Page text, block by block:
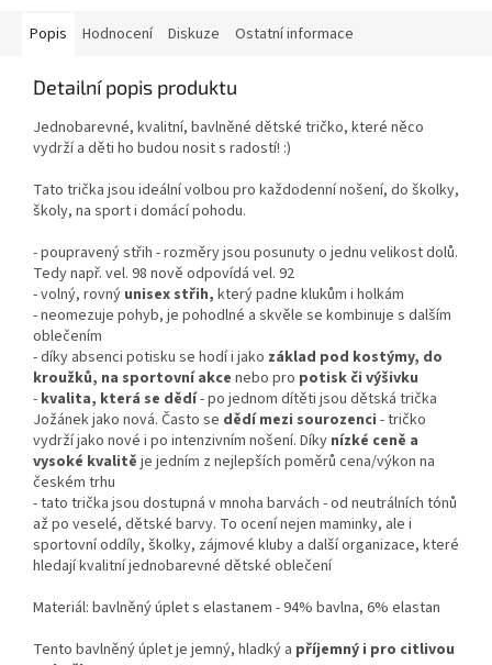
Popis Hodnocení Diskuze Ostatní informace
Detailní popis produktu
Jednobarevné, kvalitní, bavlněné dětské tričko, které něco
vydrží a děti ho budou nosit s radostí! :)
Tato trička jsou ideální volbou pro každodenní nošení, do školky,
školy, na sport i domácí pohodu.
- poupravený střih - rozměry jsou posunuty o jednu velikost dolů.
Tedy např. vel. 98 nově odpovídá vel. 92
- volný, rovný unisex střih, který padne klukům i holkám
- neomezuje pohyb, je pohodlné a skvěle se kombinuje s dalším
oblečením
- díky absenci potisku se hodí i jako základ pod kostýmy, do
kroužků, na sportovní akce nebo pro potisk či výšivku
- kvalita, která se dědí- po jednom dítěti jsou dětská trička
Jožánek jako nová. Často se dědí mezi sourozenci - tričko
vydrží jako nové i po intenzivním nošení. Díky nízké ceně a
vysoké kvalitě je jedním z nejlepších poměrů cena/výkon na
českém trhu
- tato trička jsou dostupná v mnoha barvách - od neutrálních tónů
až po veselé, dětské barvy. To ocení nejen maminky, ale i
sportovní oddíly, školky, zájmové kluby a další organizace, které
hledají kvalitní jednobarevné dětské oblečení
Materiál: bavlněný úplet s elastanem - 94% bavlna, 6% elastan
Tento bavlněný úplet je jemný, hladký a příjemný i pro citlivou